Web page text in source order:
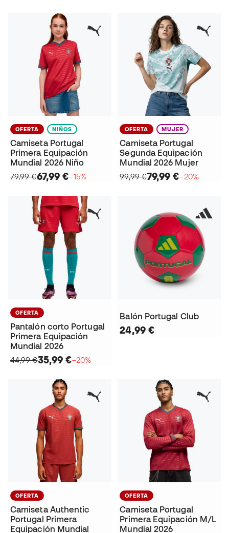
OFERTA NIÑOS
Camiseta Portugal
Primera Equipación
Mundial 2026 Niño
79,99 €67,99 €−15%
OFERTA MUJER
Camiseta Portugal
Segunda Equipación
Mundial 2026 Mujer
99,99 €79,99 €−20%
OFERTA
Pantalón corto Portugal
Primera Equipación
Mundial 2026
44,99 €35,99 €−20%
Balón Portugal Club
24,99 €
OFERTA
Camiseta Authentic
Portugal Primera
Equipación Mundial
OFERTA
Camiseta Portugal
Primera Equipación M/L
Mundial 2026